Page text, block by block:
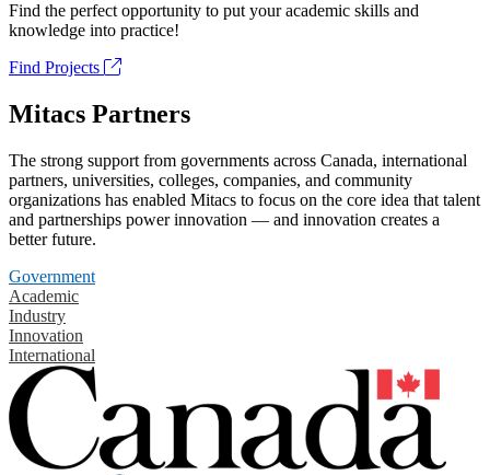
Find the perfect opportunity to put your academic skills and
knowledge into practice!
Find Projects
Mitacs Partners
The strong support from governments across Canada, international
partners, universities, colleges, companies, and community
organizations has enabled Mitacs to focus on the core idea that talent
and partnerships power innovation — and innovation creates a
better future.
Government
Academic
Industry
Innovation
International